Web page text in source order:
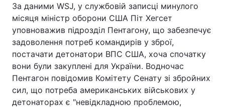
За даними WSJ, у службовій записці минулого
місяця міністр оборони США Піт Хегсет
уповноважив підрозділ Пентагону, що забезпечує
задоволення потреб командирів у зброї,
постачати детонатори ВПС США, хоча спочатку
вони були закуплені для України. Водночас
Пентагон повідомив Комітету Сенату зі збройних
сил, що потреба американських військових у
детонаторах є "невідкладною проблемою,